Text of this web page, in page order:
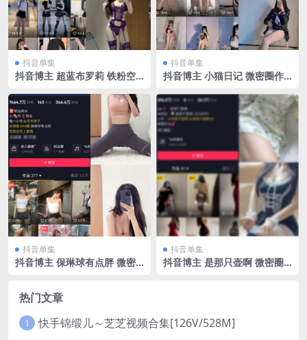
抖音单集
抖音博主 超蓝布罗莉 铁粉空
抖音单集
抖音博主 小猫日记 微密圈作
抖音单集
抖音博主 保琳球有点胖 微密
抖音单集
抖音博主 是那只壶啊 微密圈
热门文章
1 快手锦缎儿～芝芝视频合集[126V/528M]